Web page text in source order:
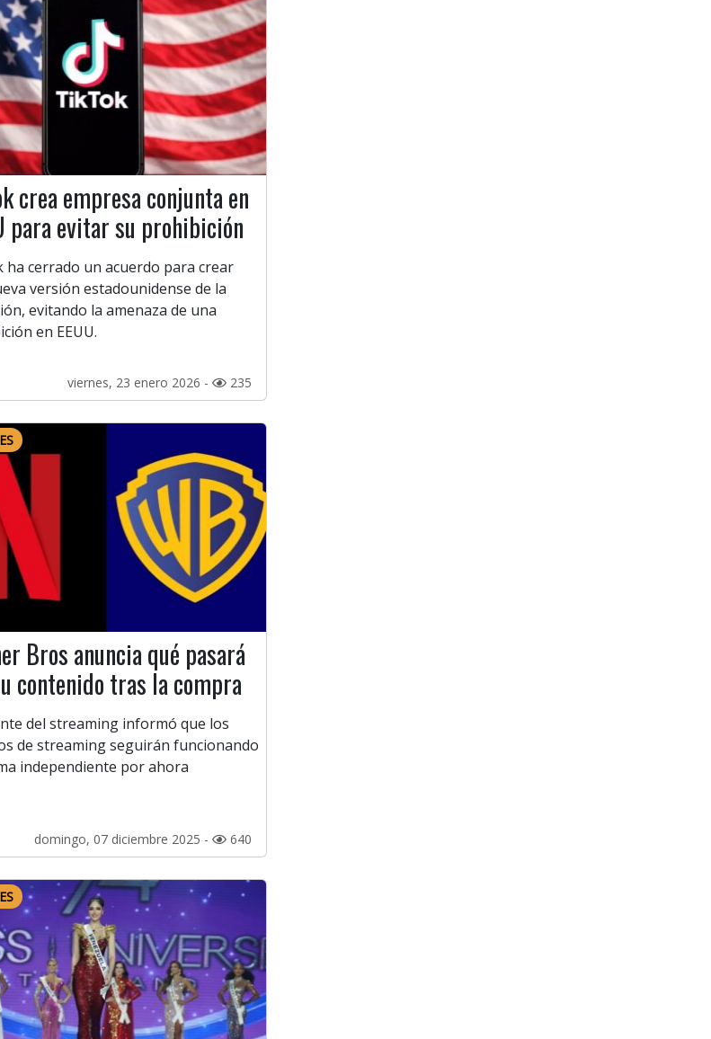
crea empresa conjunta en
para evitar su prohibición
ha cerrado un acuerdo para crear
versión estadounidense de la
evitando la amenaza de una
en EEUU.
viernes, 23 enero 2026 - 235
Bros anuncia qué pasará
contenido tras la compra
del streaming informó que los
de streaming seguirán funcionando
independiente por ahora
domingo, 07 diciembre 2025 - 640